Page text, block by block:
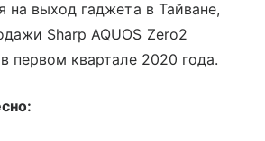
на выход гаджета в Тайване,
Sharp AQUOS Zero2
первом квартале 2020 года.